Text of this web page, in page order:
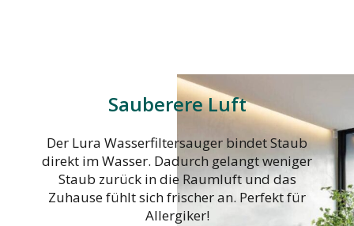
Sauberere Luft
Der Lura Wasserfiltersauger bindet Staub
direkt im Wasser. Dadurch gelangt weniger
Staub zurück in die Raumluft und das
Zuhause fühlt sich frischer an. Perfekt für
Allergiker!